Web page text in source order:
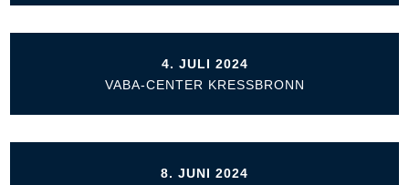
4. JULI 2024
VABA-CENTER KRESSBRONN
8. JUNI 2024